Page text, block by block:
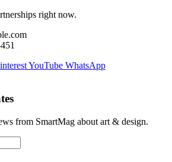
right now.
YouTube WhatsApp
from SmartMag about art & design.